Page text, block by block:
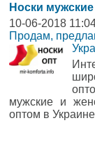
Носки мужские
10-06-2018
Продам,
мужские и
оптом в